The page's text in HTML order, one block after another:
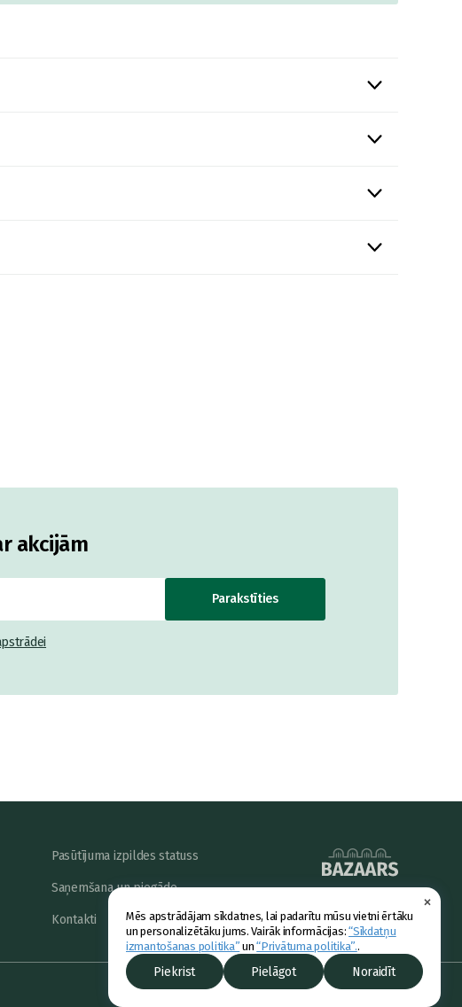
×
Mēs apstrādājam sīkdatnes, lai padarītu mūsu vietni ērtāku
un personalizētāku jums. Vairāk informācijas:“Sīkdatņu
izmantošanas politika” un“Privātuma politika”..
Piekrist Pielāgot Noraidīt
akcijām
Parakstīties
Pasūtījuma izpildes statuss
Saņemšana un piegāde
Kontakti